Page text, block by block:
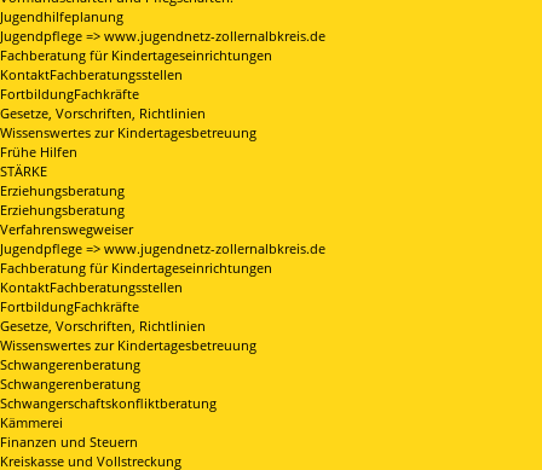
Jugendhilfeplanung
Jugendpflege => www.jugendnetz-zollernalbkreis.de
Fachberatung für Kindertageseinrichtungen
KontaktFachberatungsstellen
FortbildungFachkräfte
Gesetze, Vorschriften, Richtlinien
Wissenswertes zur Kindertagesbetreuung
Frühe Hilfen
STÄRKE
Erziehungsberatung
Erziehungsberatung
Verfahrenswegweiser
Jugendpflege => www.jugendnetz-zollernalbkreis.de
Fachberatung für Kindertageseinrichtungen
KontaktFachberatungsstellen
FortbildungFachkräfte
Gesetze, Vorschriften, Richtlinien
Wissenswertes zur Kindertagesbetreuung
Schwangerenberatung
Schwangerenberatung
Schwangerschaftskonfliktberatung
Kämmerei
Finanzen und Steuern
Kreiskasse und Vollstreckung